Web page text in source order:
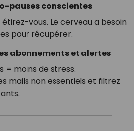
pauses conscientes
vous. Le cerveau a besoin
pour récupérer.
abonnements et alertes
= moins de stress.
mails non essentiels et filtrez